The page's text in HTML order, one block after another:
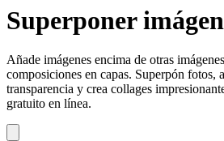
Superponer
Añade imágenes encima de otras
composiciones en capas. Superpón fotos,
transparencia y crea collages
gratuito en línea.